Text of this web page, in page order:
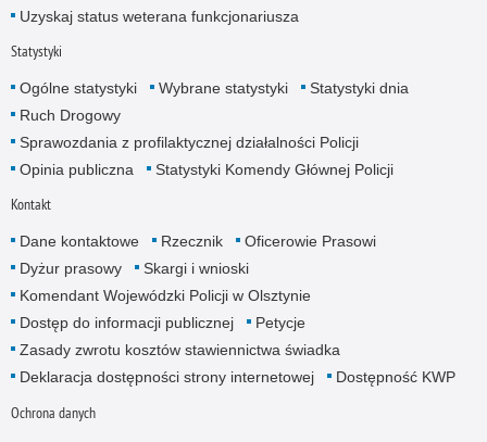
Uzyskaj status weterana funkcjonariusza
Statystyki
Ogólne statystyki Wybrane statystyki
Statystyki dnia
Ruch Drogowy
Sprawozdania z profilaktycznej działalności Policji
Opinia publiczna
Statystyki Komendy Głównej Policji
Kontakt
Dane kontaktowe Rzecznik
Oficerowie Prasowi
Dyżur prasowy
Skargi i wnioski
Komendant Wojewódzki Policji w Olsztynie
Dostęp do informacji publicznej
Petycje
Zasady zwrotu kosztów stawiennictwa świadka
Deklaracja dostępności strony internetowej
Dostępność KWP
Ochrona danych